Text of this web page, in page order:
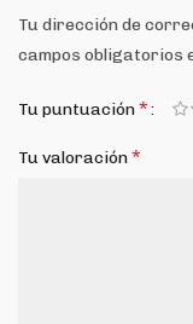
Tu dirección de
campos obligatorios
Tu puntuación*
Tu valoración*